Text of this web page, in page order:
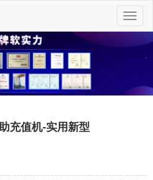
切
换
充值机-实用新型